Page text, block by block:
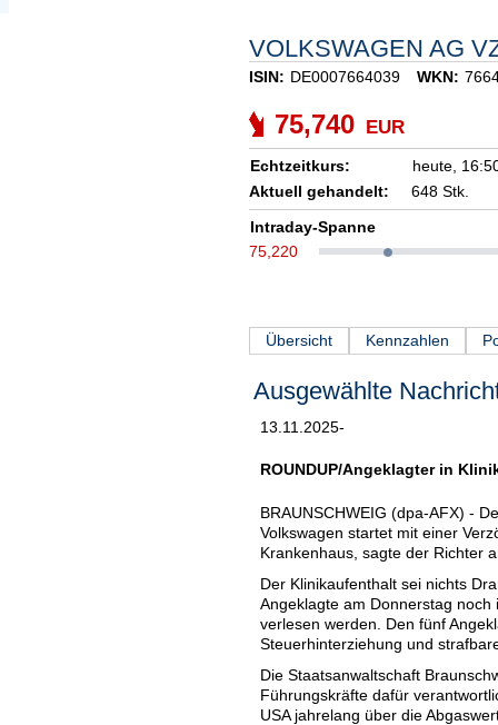
VOLKSWAGEN AG
ISIN: DE0007664039 WKN:
75,740 EUR
Echtzeitkurs: heute,
Aktuell gehandelt:
648 Stk.
Intraday-Spanne
75,220
Übersicht Kennzahlen
Ausgewählte
13.11.2025-
ROUNDUP/Angeklagter in
BRAUNSCHWEIG (dpa-AFX) -
Volkswagen startet mit einer
Krankenhaus, sagte der Richter
Der Klinikaufenthalt sei nichts
Angeklagte am Donnerstag
verlesen werden. Den fünf
Steuerhinterziehung und
Die Staatsanwaltschaft
Führungskräfte dafür
USA jahrelang über die